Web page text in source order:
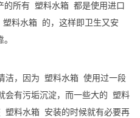
的所有 塑料水箱 都是使用进口
塑料水箱 的，这样即卫生又安
洁，因为 塑料水箱 使用过一段
会有污垢沉淀，而一些大的 塑料
塑料水箱 安装的时候就有必要再